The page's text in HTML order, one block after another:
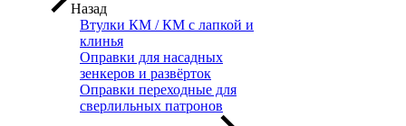
Назад
Втулки КМ / КМ с лапкой и
клинья
Оправки для насадных
зенкеров и развёрток
Оправки переходные для
сверлильных патронов